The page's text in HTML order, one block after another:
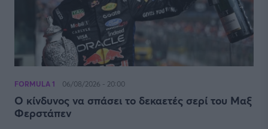
FORMULA 1 06/08/2026 - 20:00
Ο κίνδυνος να σπάσει το δεκαετές σερί του Μαξ
Φερστάπεν